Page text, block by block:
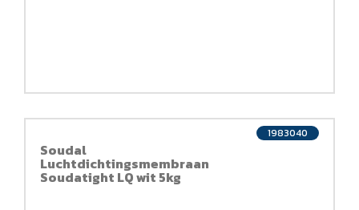
Soudal
Luchtdichtingsmembraan
Soudatight LQ wit 5kg
1983040